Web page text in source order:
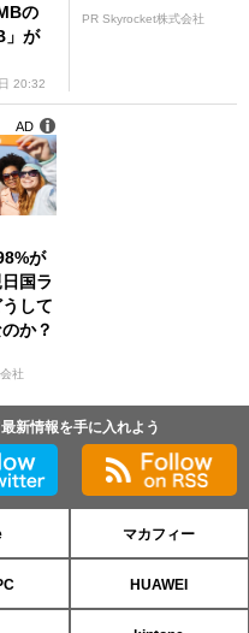
の
」が
20:32
PR Skyrocket株式会社
が
国ラ
して
か？
社
AD
新情報を手に入れよう
マカフィー
HUAWEI